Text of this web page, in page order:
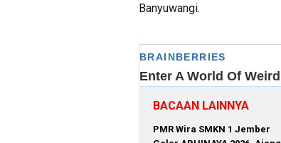
Banyuwangi.
BACAAN LAINNYA
PMR Wira SMKN 1 Jember